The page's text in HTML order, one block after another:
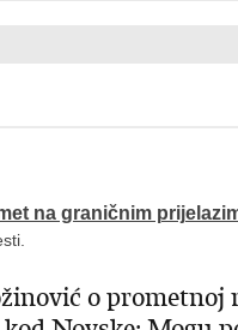
na graničnim
o prometnoj